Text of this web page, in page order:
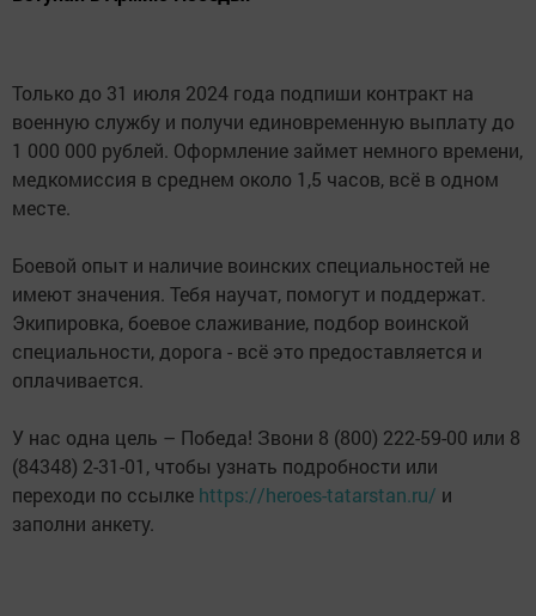
Только до 31 июля 2024 года подпиши контракт на
военную службу и получи единовременную выплату до
1 000 000 рублей. Оформление займет немного времени,
медкомиссия в среднем около 1,5 часов, всё в одном
месте.
Боевой опыт и наличие воинских специальностей не
имеют значения. Тебя научат, помогут и поддержат.
Экипировка, боевое слаживание, подбор воинской
специальности, дорога - всё это предоставляется и
оплачивается.
У нас одна цель – Победа! Звони 8 (800) 222-59-00 или 8
(84348) 2-31-01, чтобы узнать подробности или
переходи по ссылке https://heroes-tatarstan.ru/ и
заполни анкету.